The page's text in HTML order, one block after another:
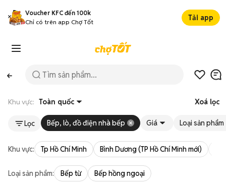
Voucher KFC đến 100k
Chỉ có trên app Chợ Tốt
Tải app
Khu vực: Toàn quốc Xoá lọc
Lọc Bếp, lò, đồ điện nhà bếp Giá Loại sản phẩm
Khu vực: Tp Hồ Chí Minh Bình Dương (TP Hồ Chí Minh mới)
Loại sản phẩm: Bếp từ Bếp hồng ngoại